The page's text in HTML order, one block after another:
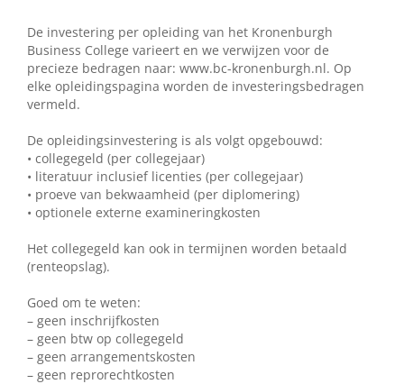
De investering per opleiding van het Kronenburgh
Business College varieert en we verwijzen voor de
precieze bedragen naar: www.bc-kronenburgh.nl. Op
elke opleidingspagina worden de investeringsbedragen
vermeld.
De opleidingsinvestering is als volgt opgebouwd:
• collegegeld (per collegejaar)
• literatuur inclusief licenties (per collegejaar)
• proeve van bekwaamheid (per diplomering)
• optionele externe examineringkosten
Het collegegeld kan ook in termijnen worden betaald
(renteopslag).
Goed om te weten:
– geen inschrijfkosten
– geen btw op collegegeld
– geen arrangementskosten
– geen reprorechtkosten